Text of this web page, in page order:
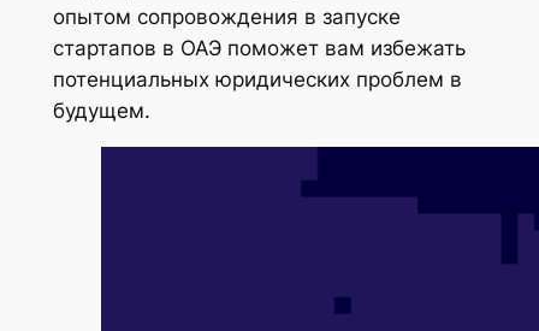
опытом сопровождения в запуске
стартапов в ОАЭ поможет вам избежать
потенциальных юридических проблем в
будущем.